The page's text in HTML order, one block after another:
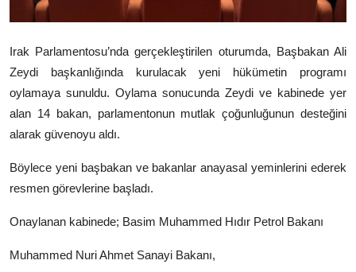
Irak Parlamentosu’nda gerçekleştirilen oturumda, Başbakan Ali
Zeydi başkanlığında kurulacak yeni hükümetin programı
oylamaya sunuldu. Oylama sonucunda Zeydi ve kabinede yer
alan 14 bakan, parlamentonun mutlak çoğunluğunun desteğini
alarak güvenoyu aldı.
Böylece yeni başbakan ve bakanlar anayasal yeminlerini ederek
resmen görevlerine başladı.
Onaylanan kabinede; Basim Muhammed Hıdır Petrol Bakanı
Muhammed Nuri Ahmet Sanayi Bakanı,